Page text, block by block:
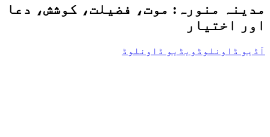
مدینہ منورہ: موت، فضیلت، کوشش، دعا
اور اختیار
آڈیو ڈاونلوڈ ویڈیو ڈاونلوڈ